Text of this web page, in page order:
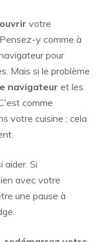
votre
y comme à
pour
Mais si le problème
navigateur et les
comme
votre cuisine ; cela
aider. Si
avec votre
une pause à